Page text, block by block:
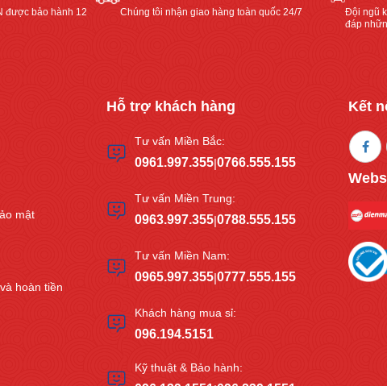
được bảo hành 12
Chúng tôi nhận giao hàng toàn quốc 24/7
Đội ngũ
đáp
mật
hoàn tiền
Hỗ trợ khách hàng
Tư vấn Miền Bắc:
0961.997.355|0766.555.155
Tư vấn Miền Trung:
0963.997.355|0788.555.155
Tư vấn Miền Nam:
0965.997.355|0777.555.155
Khách hàng mua sỉ:
096.194.5151
Kỹ thuật & Bảo hành:
Kết